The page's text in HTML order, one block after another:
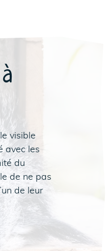
visible
avec les
du
de ne pas
de leur